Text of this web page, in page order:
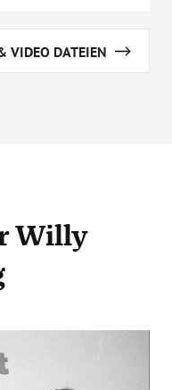
VIDEO DATEIEN
Willy